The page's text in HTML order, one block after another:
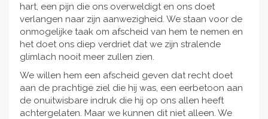
hart, een pijn die ons overweldigt en ons doet
verlangen naar zijn aanwezigheid. We staan voor de
onmogelijke taak om afscheid van hem te nemen en
het doet ons diep verdriet dat we zijn stralende
glimlach nooit meer zullen zien.
We willen hem een afscheid geven dat recht doet
aan de prachtige ziel die hij was, een eerbetoon aan
de onuitwisbare indruk die hij op ons allen heeft
achtergelaten. Maar we kunnen dit niet alleen. We